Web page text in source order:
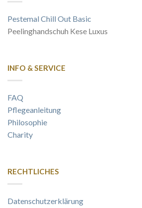
Pestemal Chill Out Basic
Peelinghandschuh Kese Luxus
INFO & SERVICE
FAQ
Pflegeanleitung
Philosophie
Charity
RECHTLICHES
Datenschutzerklärung